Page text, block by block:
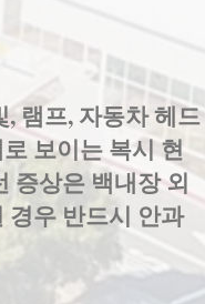
램프, 자동차 헤드
보이는 복시 현
증상은 백내장 외
경우 반드시 안과